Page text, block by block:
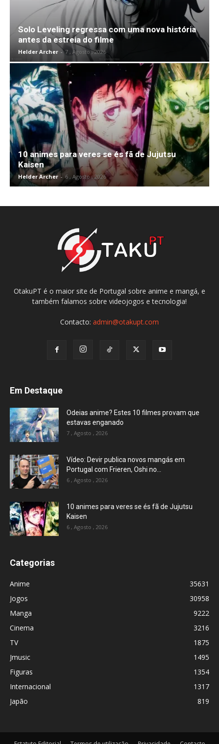
Solo Leveling regressa com uma nova história
antes da estreia do filme
Helder Archer - 7 , Agosto , 2026
10 animes para veres se és fã de Jujutsu
Kaisen
Helder Archer - 6 , Agosto , 2026
OtakuPT é o maior site de Portugal sobre anime e mangá, e
também falamos sobre videojogos e tecnologia!
Contacto: admin@otakupt.com
Em Destaque
Odeias anime? Estes 10 filmes provam que
estavas enganado
7 , Agosto , 2026
Vídeo: Devir publica novos mangás em
Portugal com Frieren, Oshi no...
6 , Agosto , 2026
10 animes para veres se és fã de Jujutsu
Kaisen
6 , Agosto , 2026
Categorias
Anime
35631
Jogos
30958
Manga
9222
Cinema
3216
TV
1875
Jmusic
1495
Figuras
1354
Internacional
1317
Japão
819